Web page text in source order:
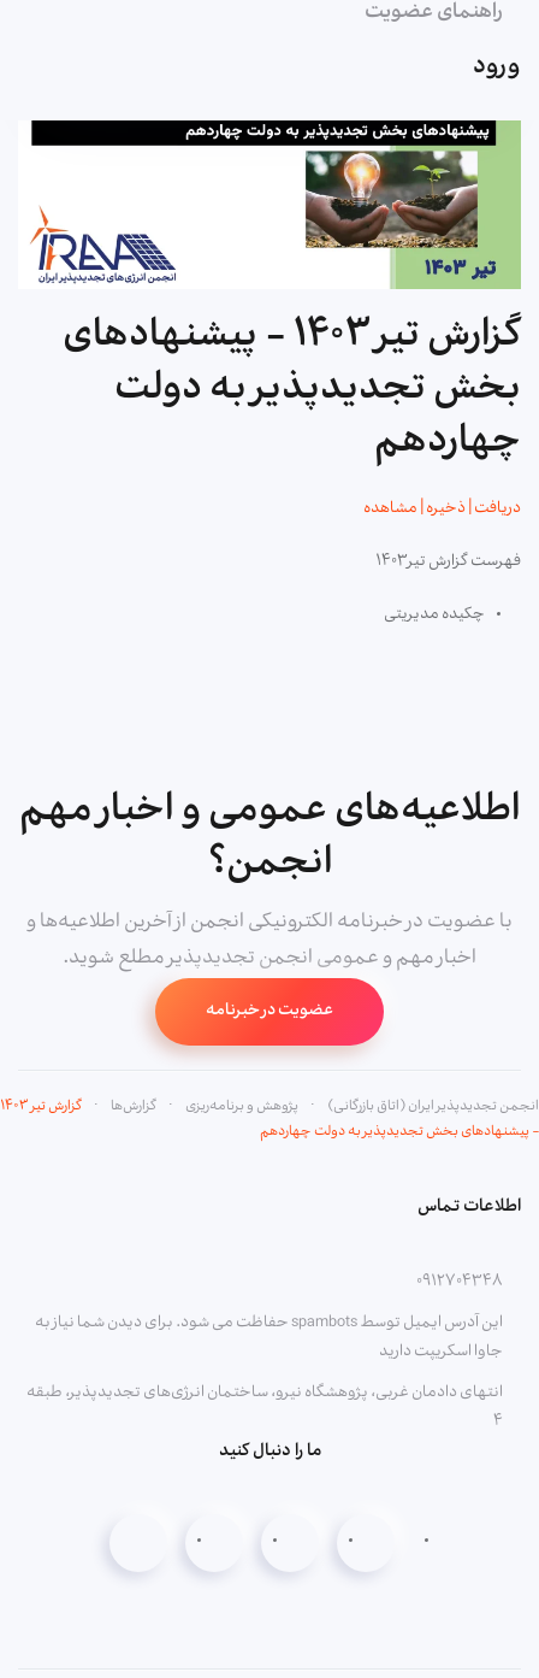
راهنمای عضویت
ورود
گزارش تیر ۱۴۰۳ - پیشنهادهای
بخش تجدیدپذیر به دولت
چهاردهم
دریافت | ذخیره | مشاهده
فهرست گزارش تیر۱۴۰۳
چکیده مدیریتی
اطلاعیه‌های عمومی و اخبار مهم
انجمن؟
با عضویت در خبرنامه الکترونیکی انجمن از آخرین اطلاعیه‌ها و
اخبار مهم و عمومی انجمن تجدیدپذیر مطلع شوید.
عضویت در خبرنامه
انجمن تجدیدپذیر ایران (اتاق بازرگانی) پژوهش و برنامه‌ریزی گزارش‌ها
گزارش تیر ۱۴۰۳
- پیشنهادهای بخش تجدیدپذیر به دولت چهاردهم
اطلاعات تماس
۰۹۱۲۷۰۴۳۴۸
این آدرس ایمیل توسط spambots حفاظت می شود. برای دیدن شما نیاز به
جاوا اسکریپت دارید
انتهای دادمان غربی، پژوهشگاه نیرو، ساختمان انرژی‌های تجدیدپذیر، طبقه
۴
ما را دنبال کنید